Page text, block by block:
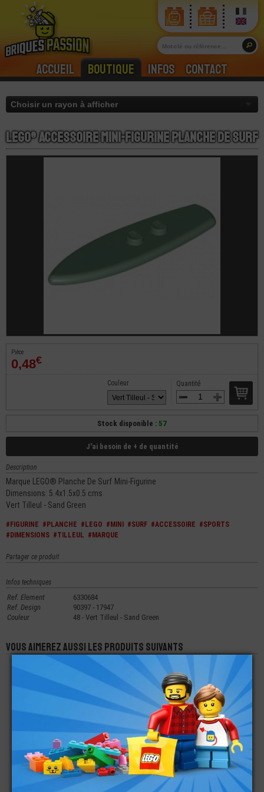
Accueil Boutique Infos Contact
LEGO® Accessoire Mini-Figurine Planche De Surf
Pièce
0,48€
Quantité
Couleur
Stock disponible : 57
J'ai besoin de + de quantité
Description
Marque LEGO® Planche De Surf Mini-Figurine
Dimensions: 5.4x1.5x0.5 cms
Vert Tilleul - Sand Green
#FIGURINE #PLANCHE #LEGO #MINI #SURF #ACCESSOIRE #SPORTS
#DIMENSIONS #TILLEUL #MARQUE
Partager ce produit
Infos techniques
Ref. Element
6330684
Ref. Design
90397 - 17947
Couleur
48 - Vert Tilleul - Sand Green
Vous aimerez aussi les produits suivants
FIGURINE SERIE 22
FAUTEUIL ROULANT
5,90€
LEGO® MINI-
FIGURINE TÊTE
HOMME 2
EXPRESSIONS
SOURIRE (7G)
3,49€
LEGO® MINI-
FIGURINE HOMME
DÉGUISEMENT
POULET
9,90€
LEGO® MINI-
FIGURINES - TÊTE
LEGO® ACCESSOIRE
VÉHICULE PLATE 1X2
VOLANT
LEGO® MINI-
FIGURINE TÊTE
LICORNE AVEC